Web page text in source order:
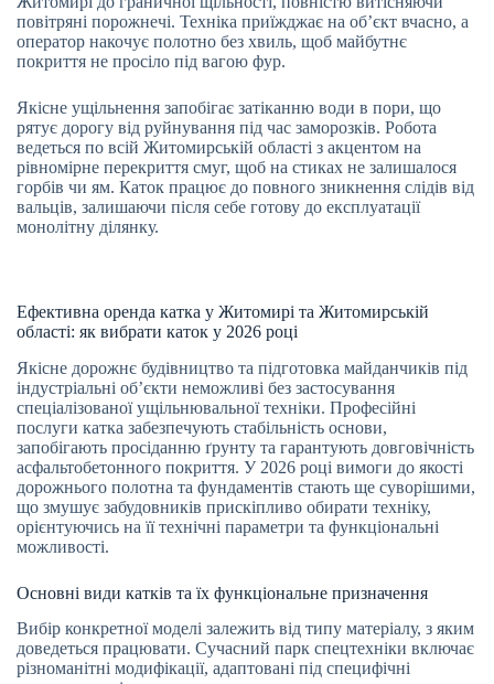
повітряні порожнечі. Техніка приїжджає на об’єкт вчасно, а
оператор накочує полотно без хвиль, щоб майбутнє
покриття не просіло під вагою фур.
Якісне ущільнення запобігає затіканню води в пори, що
рятує дорогу від руйнування під час заморозків. Робота
ведеться по всій Житомирській області з акцентом на
рівномірне перекриття смуг, щоб на стиках не залишалося
горбів чи ям. Каток працює до повного зникнення слідів від
вальців, залишаючи після себе готову до експлуатації
монолітну ділянку.
Ефективна оренда катка у Житомирі та Житомирській
області: як вибрати каток у 2026 році
Якісне дорожнє будівництво та підготовка майданчиків під
індустріальні об’єкти неможливі без застосування
спеціалізованої ущільнювальної техніки. Професійні
послуги катка забезпечують стабільність основи,
запобігають просіданню ґрунту та гарантують довговічність
асфальтобетонного покриття. У 2026 році вимоги до якості
дорожнього полотна та фундаментів стають ще суворішими,
що змушує забудовників прискіпливо обирати техніку,
орієнтуючись на її технічні параметри та функціональні
можливості.
Основні види катків та їх функціональне призначення
Вибір конкретної моделі залежить від типу матеріалу, з яким
доведеться працювати. Сучасний парк спецтехніки включає
різноманітні модифікації, адаптовані під специфічні